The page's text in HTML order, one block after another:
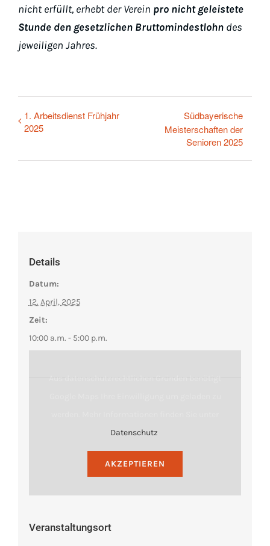
nicht erfüllt, erhebt der Verein pro nicht geleistete
Stunde den gesetzlichen Bruttomindestlohn des
jeweiligen Jahres.
1. Arbeitsdienst Frühjahr
2025
Südbayerische
Meisterschaften der
Senioren 2025
Details
Datum:
12. April, 2025
Zeit:
10:00 a.m. - 5:00 p.m.
Veranstaltungsort
Aus datenschutzrechtlichen Gründen benötigt
Datenschutz
AKZEPTIEREN